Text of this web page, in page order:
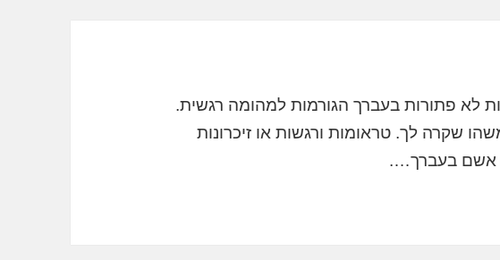
לא פתורות בעברך הגורמות למהומה רגשית.
שקרה לך. טראומות ורגשות או זיכרונות
אשם בעברך….